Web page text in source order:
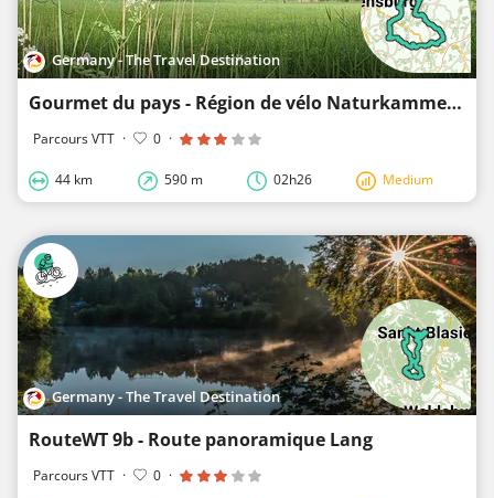
Germany - The Travel Destination
Gourmet du pays - Région de vélo Naturkammern
Parcours VTT · 0 ·
44 km 590 m 02h26 Medium
Germany - The Travel Destination
RouteWT 9b - Route panoramique Lang
Parcours VTT · 0 ·